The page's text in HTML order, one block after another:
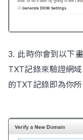
3. 此時你會到以下
TXT記錄來驗證網
的TXT記錄即為你